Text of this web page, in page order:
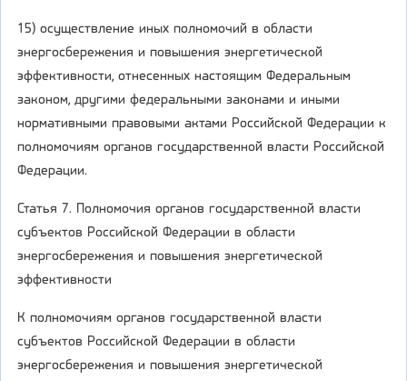
15) осуществление иных полномочий в области
энергосбережения и повышения энергетической
эффективности, отнесенных настоящим Федеральным
законом, другими федеральными законами и иными
нормативными правовыми актами Российской Федерации к
полномочиям органов государственной власти Российской
Федерации.
Статья 7. Полномочия органов государственной власти
субъектов Российской Федерации в области
энергосбережения и повышения энергетической
эффективности
К полномочиям органов государственной власти
субъектов Российской Федерации в области
энергосбережения и повышения энергетической